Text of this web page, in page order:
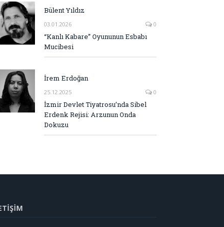
Bülent Yıldız
03.01.2026 0
“Kanlı Kabare” Oyununun Esbabı
Mucibesi
İrem Erdoğan
25.12.2025 0
İzmir Devlet Tiyatrosu’nda Sibel
Erdenk Rejisi: Arzunun Onda
Dokuzu